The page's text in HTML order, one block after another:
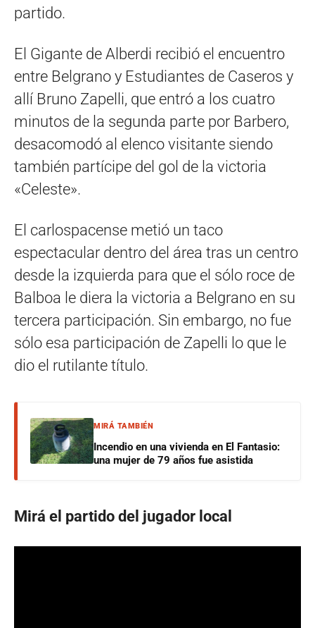
partido.
El Gigante de Alberdi recibió el encuentro
entre Belgrano y Estudiantes de Caseros y
allí Bruno Zapelli, que entró a los cuatro
minutos de la segunda parte por Barbero,
desacomodó al elenco visitante siendo
también partícipe del gol de la victoria
«Celeste».
El carlospacense metió un taco
espectacular dentro del área tras un centro
desde la izquierda para que el sólo roce de
Balboa le diera la victoria a Belgrano en su
tercera participación. Sin embargo, no fue
sólo esa participación de Zapelli lo que le
dio el rutilante título.
MIRÁ TAMBIÉN
Incendio en una vivienda en El Fantasio:
una mujer de 79 años fue asistida
Mirá el partido del jugador local